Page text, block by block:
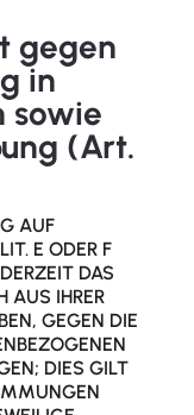
gegen
in
sowie
(Art.
AUF
E ODER F
DAS
AUS IHRER
GEGEN DIE
DIES GILT